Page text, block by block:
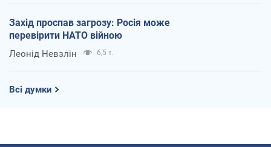
Захід проспав загрозу: Росія може
перевірити НАТО війною
Леонід Невзлін 6,5 т.
Всі думки